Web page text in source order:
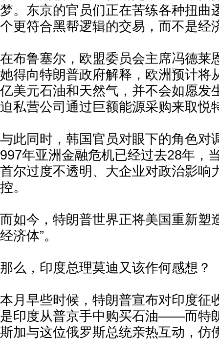
梦。东京的官员们正在苦练各种扭曲
个更符合黑帮逻辑的交易，而不是经
在布鲁塞尔，欧盟委员会主席冯德莱
她得向特朗普政府解释，欧洲预计将
亿美元石油和天然气，并不会如愿发
迫私营公司通过巨额能源采购来取悦
与此同时，韩国官员对眼下的角色对
997年亚洲金融危机已经过去28年，
首尔过度不透明、大企业对政治影响
控。
而如今，特朗普世界正将美国重新塑
经济体”。
那么，印度总理莫迪又该作何感想？
本月早些时候，特朗普宣布对印度征
是印度从普京手中购买石油——而特
斯加与这位俄罗斯总统亲热互动，仿